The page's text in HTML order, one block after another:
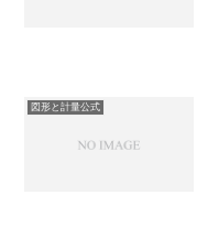
図形と計量公式